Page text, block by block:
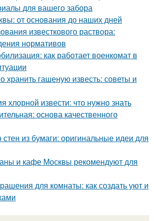
для вашего забора
от основания до наших дней
известкового раствора:
нормативов
как работает военкомат в
хранить гашеную известь: советы и
хлорной извести: что нужно знать
основа качественного
из бумаги: оригинальные идеи для
и кафе Москвы рекомендуют для
для комнаты: как создать уют и